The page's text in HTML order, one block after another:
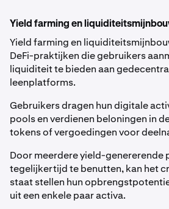
Yield farming en
Yield farming en
DeFi-praktijken die gebruikers
liquiditeit te bieden aan
leenplatforms.
Gebruikers dragen hun digitale
pools en verdienen beloningen in
tokens of vergoedingen voor
Door meerdere yield-genererende
tegelijkertijd te benutten, kan het
staat stellen hun
uit een enkele paar activa.